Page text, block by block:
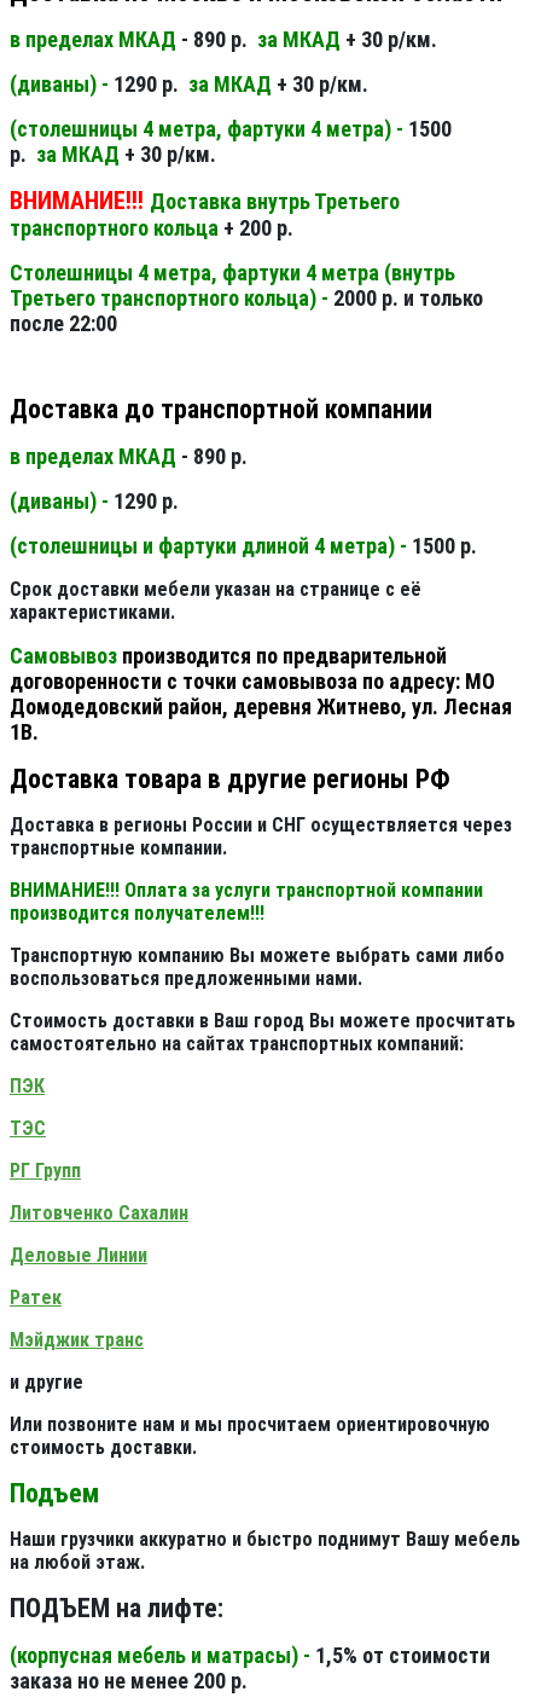
в пределах МКАД - 890 р. за МКАД + 30 р/км.
(диваны) - 1290 р. за МКАД + 30 р/км.
(столешницы 4 метра, фартуки 4 метра) - 1500
р. за МКАД + 30 р/км.
ВНИМАНИЕ!!! Доставка внутрь Третьего
транспортного кольца + 200 р.
Столешницы 4 метра, фартуки 4 метра (внутрь
Третьего транспортного кольца) - 2000 р. и только
после 22:00
Доставка до транспортной компании
в пределах МКАД - 890 р.
(диваны) - 1290 р.
(столешницы и фартуки длиной 4 метра) - 1500 р.
Срок доставки мебели указан на странице с её
характеристиками.
Самовывоз производится по предварительной
договоренности с точки самовывоза по адресу: МО
Домодедовский район, деревня Житнево, ул. Лесная
1В.
Доставка товара в другие регионы РФ
Доставка в регионы России и СНГ осуществляется через
транспортные компании.
ВНИМАНИЕ!!! Оплата за услуги транспортной компании
производится получателем!!!
Транспортную компанию Вы можете выбрать сами либо
воспользоваться предложенными нами.
Стоимость доставки в Ваш город Вы можете просчитать
самостоятельно на сайтах транспортных компаний:
ПЭК
ТЭС
РГ Групп
Литовченко Сахалин
Деловые Линии
Ратек
Мэйджик транс
и другие
Или позвоните нам и мы просчитаем ориентировочную
стоимость доставки.
Подъем
Наши грузчики аккуратно и быстро поднимут Вашу мебель
на любой этаж.
ПОДЪЕМ на лифте:
(корпусная мебель и матрасы) - 1,5% от стоимости
заказа но не менее 200 р.